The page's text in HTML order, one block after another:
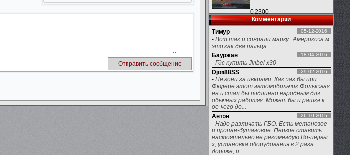
0 2300
Комментарии
Тимур
05-12-2016
- Вот так и сожрали марку.. Америкоса м
это как два пальца...
Бауржан
18-04-2016
- Где купить Jinbei x30
Djon88SS
29-02-2016
- Не гони за иверами. Как раз бы при
Фюрере этот автомобильчик Фольксваг
ен и стал бы подлинно народным для
обычных работяг. Может бы и рашке к
ое-чего до...
Антон
26-10-2015
- Надо различать ГБО. Есть метановое
и пропан-бутановое. Первое ставить
настоятельно не рекомендую.Во-первы
х, установка оборудования в 2 раза
дороже, и ...